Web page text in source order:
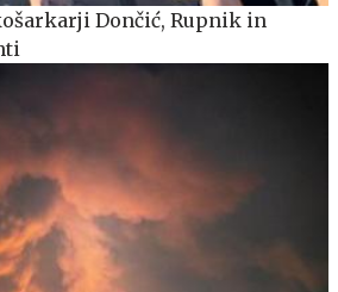
Dončić, Rupnik in